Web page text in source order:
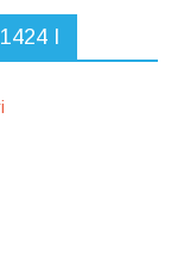
I